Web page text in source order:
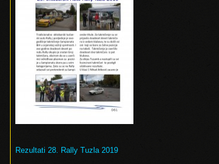
Rezultati 28. Rally Tuzla 2019